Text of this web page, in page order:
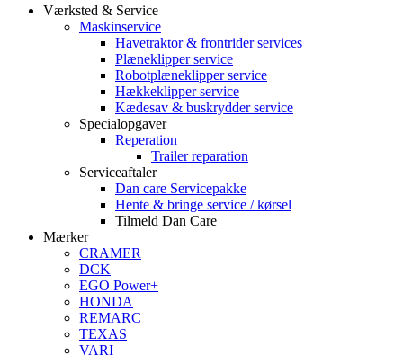
Værksted & Service
Maskinservice
Havetraktor & frontrider services
Plæneklipper service
Robotplæneklipper service
Hækkeklipper service
Kædesav & buskrydder service
Specialopgaver
Reperation
Trailer reparation
Serviceaftaler
Dan care Servicepakke
Hente & bringe service / kørsel
Tilmeld Dan Care
Mærker
CRAMER
DCK
EGO Power+
HONDA
REMARC
TEXAS
VARI